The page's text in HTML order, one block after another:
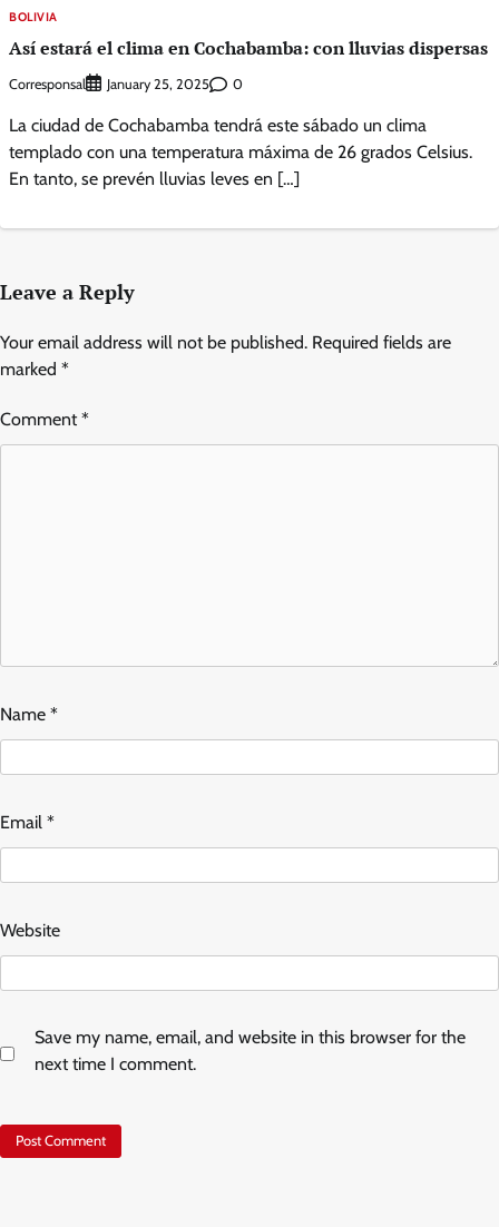
BOLIVIA
Así estará el clima en Cochabamba: con lluvias dispersas
Corresponsal January 25, 2025 0
La ciudad de Cochabamba tendrá este sábado un clima
templado con una temperatura máxima de 26 grados Celsius.
En tanto, se prevén lluvias leves en […]
Leave a Reply
Your email address will not be published. Required fields are
marked *
Comment*
Name *
Email *
Website
Save my name, email, and website in this browser for the
next time I comment.